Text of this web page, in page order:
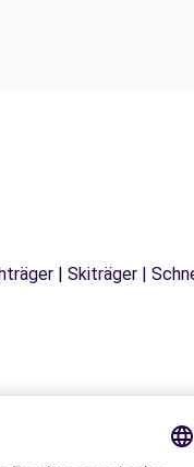
| Skiträger |